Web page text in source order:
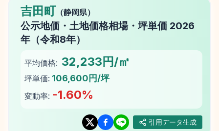
吉田町 （静岡県）
公示地価 ・土地価格相場・坪単価 2026
年（令和8年）
平均価格: 32,233円/㎡
坪単価: 106,600円/坪
変動率: -1.60%
引用データ生成